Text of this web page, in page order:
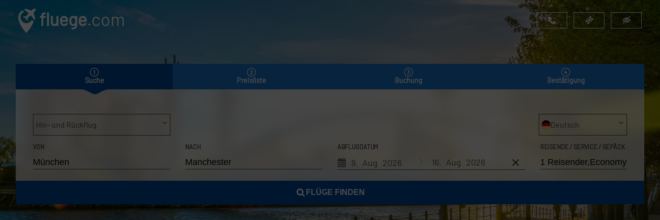
fluege.com
Suche Preisliste Buchung Bestätigung
Hin- und Rückflug Deutsch
VON NACH ABFLUGDATUM
9. Aug 2026 16. Aug 2026
REISENDE / SERVICE / GEPÄCK
FLÜGE FINDEN